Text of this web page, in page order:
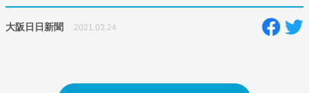
大阪日日新聞 2021.03.24